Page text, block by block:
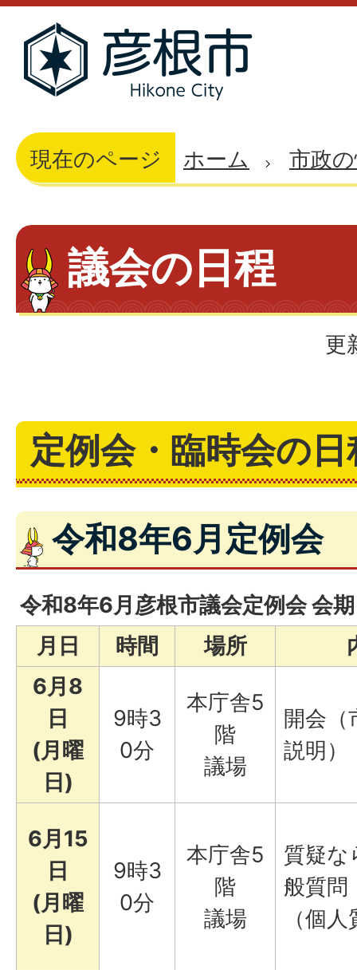
現在のページ ホーム 市政
議会の日程
更
定例会・臨時会の日
令和8年6月定例会
令和8年6月彦根市議会定例会 会
月日
時間 場所
6月8
日
(月曜
日)
9時3
0分
本庁舎5
階
議場
開会（
説明）
6月15
日
(月曜
日)
9時3
0分
本庁舎5
階
議場
質疑な
般質問
（個